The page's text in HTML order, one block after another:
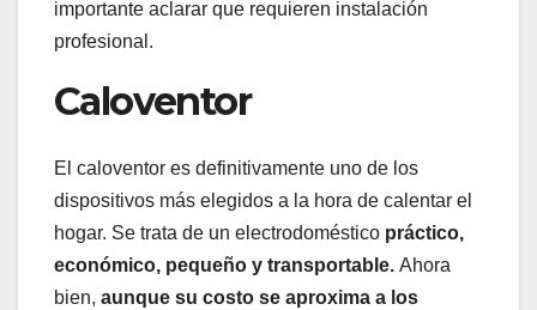
importante aclarar que requieren instalación
profesional.
Caloventor
El caloventor es definitivamente uno de los
dispositivos más elegidos a la hora de calentar el
hogar. Se trata de un electrodoméstico práctico,
económico, pequeño y transportable. Ahora
bien, aunque su costo se aproxima a los